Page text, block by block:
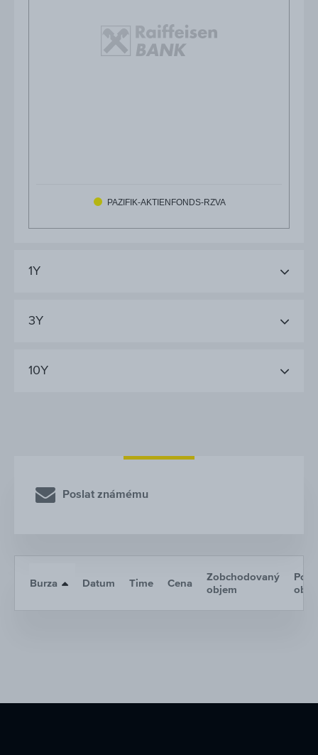
PAZIFIK-AKTIENFONDS-RZVA
1Y
3Y
10Y
Poslat známému
Burza Datum Time Cena
Zobchodovaný
objem